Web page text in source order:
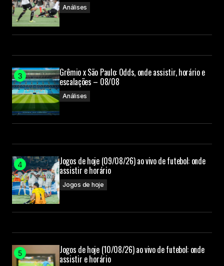
Análises
Grêmio x São Paulo: Odds, onde assistir, horário e
escalações – 08/08
Análises
Jogos de hoje (09/08/26) ao vivo de futebol: onde
assistir e horário
Jogos de hoje
Jogos de hoje (10/08/26) ao vivo de futebol: onde
assistir e horário